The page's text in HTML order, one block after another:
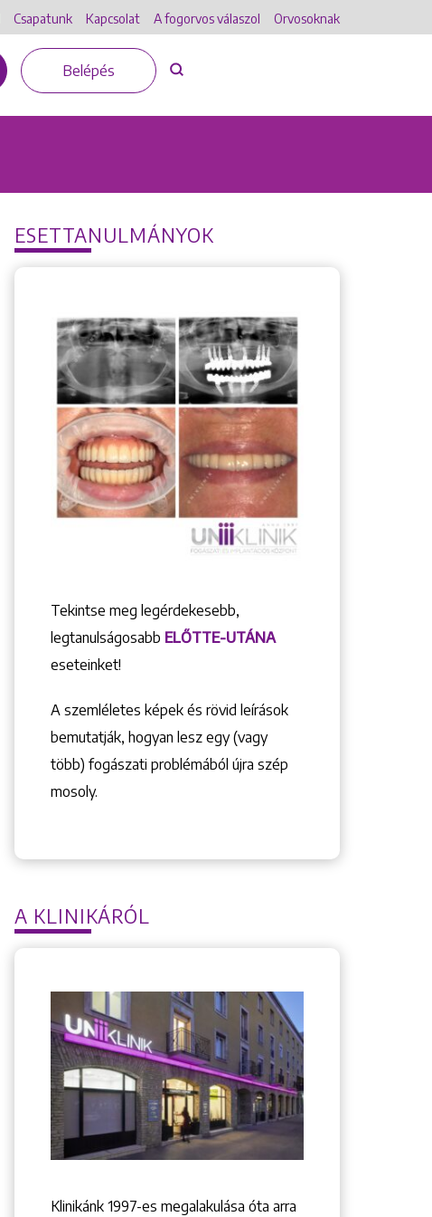
Csapatunk Kapcsolat A fogorvos válaszol Orvosoknak
Belépés
ESETTANULMÁNYOK
Tekintse meg legérdekesebb,
legtanulságosabb ELŐTTE-UTÁNA
eseteinket!
A szemléletes képek és rövid leírások
bemutatják, hogyan lesz egy (vagy
több) fogászati problémából újra szép
mosoly.
A KLINIKÁRÓL
Klinikánk 1997-­es megalakulása óta arra